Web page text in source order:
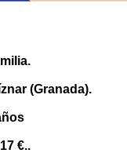
(Granada).
€..